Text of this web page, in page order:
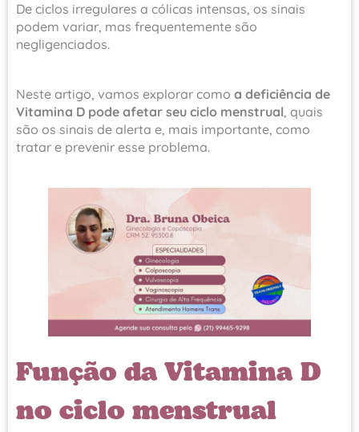
De ciclos irregulares a cólicas intensas, os sinais
podem variar, mas frequentemente são
negligenciados.
Neste artigo, vamos explorar como a deficiência de
Vitamina D pode afetar seu ciclo menstrual, quais
são os sinais de alerta e, mais importante, como
tratar e prevenir esse problema.
Função da Vitamina D
no ciclo menstrual